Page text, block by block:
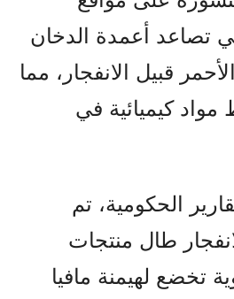
تصاعد أعمدة الدخان
قبيل الانفجار، مما
كيميائية في
الحكومية، تم
طال منتجات
تخضع لهيمنة مافيا